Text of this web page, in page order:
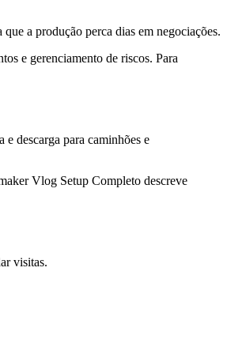
a produção perca dias em negociações.
e gerenciamento de riscos. Para
descarga para caminhões e
Vlog Setup Completo descreve
visitas.